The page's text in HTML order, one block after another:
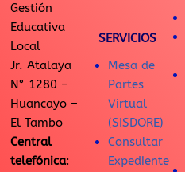
Gestión
Educativa
Local
Jr. Atalaya
N° 1280 –
Huancayo –
El Tambo
Central
telefónica:
SERVICIOS
Mesa de
Partes
Virtual
(SISDORE)
Consultar
Expediente